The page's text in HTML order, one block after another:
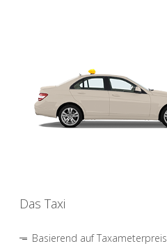
Das Taxi
Basierend auf Taxameterpreis